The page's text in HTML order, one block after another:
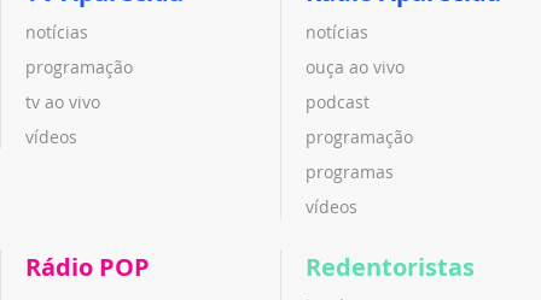
notícias
programação
tv ao vivo
vídeos
notícias
ouça ao vivo
podcast
programação
programas
vídeos
Rádio POP Redentoristas